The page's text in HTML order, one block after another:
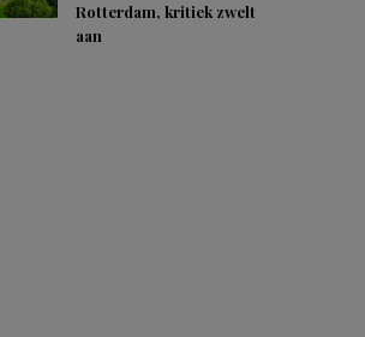
Rotterdam, kritiek zwelt
aan